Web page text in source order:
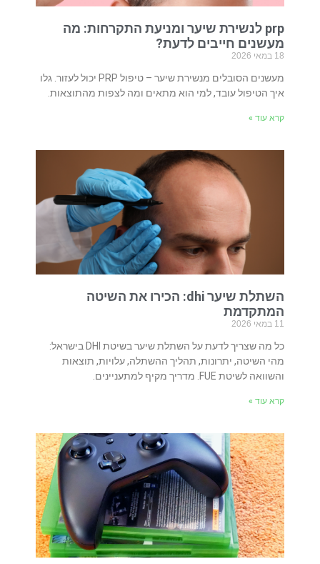
prp לנשירת שיער ומניעת התקרחות: מה
מעשנים חייבים לדעת?
18 במאי 2026
מעשנים הסובלים מנשירת שיער – טיפול PRP יכול לעזור. גלו
איך הטיפול עובד, למי הוא מתאים ומה לצפות מהתוצאות.
קרא עוד »
השתלת שיער dhi: הכירו את השיטה
המתקדמת
11 במאי 2026
כל מה שצריך לדעת על השתלת שיער בשיטת DHI בישראל:
מהי השיטה, יתרונות, תהליך ההשתלה, עלויות, תוצאות
והשוואה לשיטת FUE. מדריך מקיף למתעניינים.
קרא עוד »